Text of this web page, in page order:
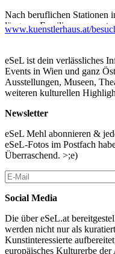
Nach beruflichen Stationen
längeren Familienpause
eigene, unverwechselbare
Das Projekt „Hommage An
übersetzt musikalische
dreidimensionale
durch die Bewegung der
Spiegelungen und
„Es ist eine Art Entbindung,
Werken vorausgeht. Und es
Gefühl der Befreiung
folgt einer geordneten
MUSIK BEFREIT… Ich
begann meine Reise zu
immer begleiten, denn sie
Menschen. Meine Reise hat
enden.“
www.kuenstlerhaus.at/
eSeL ist dein verlässliches
Events in Wien und ganz
Ausstellungen, Museen,
weiteren kulturellen
Newsletter
eSeL Mehl abonnieren &
eSeL-Fotos im Postfach
Überraschend. >;e)
Social Media
Die über eSeL.at
werden nicht nur als
Kunstinteressierte
europäisches Kulturerbe